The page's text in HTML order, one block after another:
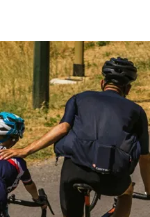
Francês de Bicicleta